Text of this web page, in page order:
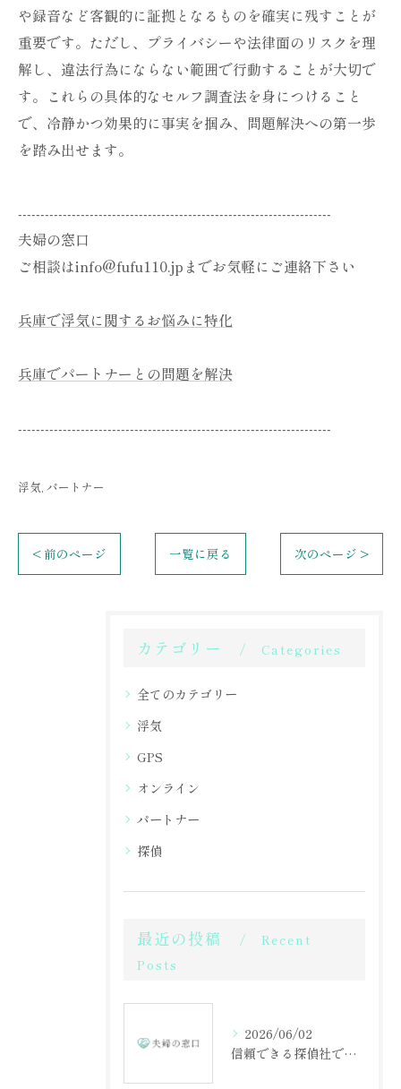
や録音など客観的に証拠となるものを確実に残すことが
重要です。ただし、プライバシーや法律面のリスクを理
解し、違法行為にならない範囲で行動することが大切で
す。これらの具体的なセルフ調査法を身につけること
で、冷静かつ効果的に事実を掴み、問題解決への第一歩
を踏み出せます。
----------------------------------------------------------------------
夫婦の窓口
ご相談はinfo@fufu110.jpまでお気軽にご連絡下さい
兵庫で浮気に関するお悩みに特化
兵庫でパートナーとの問題を解決
----------------------------------------------------------------------
浮気 パートナー
< 前のページ 一覧に戻る 次のページ >
カテゴリー Categories
全てのカテゴリー
浮気
GPS
オンライン
パートナー
探偵
最近の投稿
Recent
Posts
2026/06/02
信頼できる探偵社で不倫調査を成功させる方法